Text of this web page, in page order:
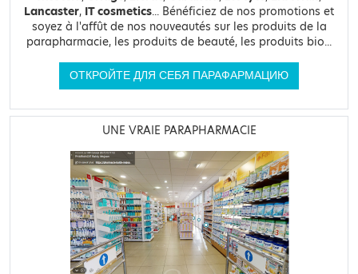
Lancaster, IT cosmetics... Bénéficiez de nos promotions et
soyez à l'affût de nos nouveautés sur les produits de la
parapharmacie, les produits de beauté, les produits bio...
ОТКРОЙТЕ ДЛЯ СЕБЯ ПАРАФАРМАЦИЮ
UNE VRAIE PARAPHARMACIE